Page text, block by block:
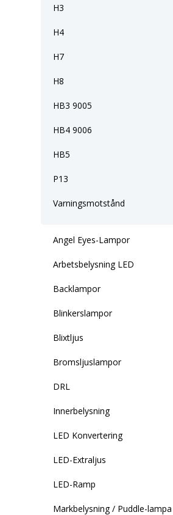
H3
H4
H7
H8
HB3 9005
HB4 9006
HB5
P13
Varningsmotstånd
Angel Eyes-Lampor
Arbetsbelysning LED
Backlampor
Blinkerslampor
Blixtljus
Bromsljuslampor
DRL
Innerbelysning
LED Konvertering
LED-Extraljus
LED-Ramp
Markbelysning / Puddle-lampa